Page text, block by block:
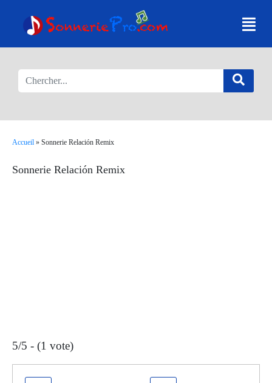
Accueil » Sonnerie Relación Remix
Sonnerie Relación Remix
5/5 - (1 vote)